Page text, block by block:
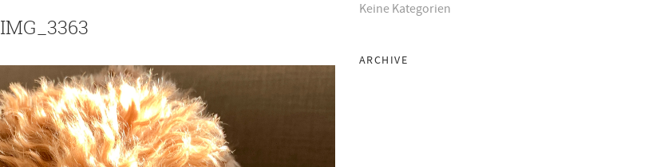
IMG_3363
Keine Kategorien
ARCHIVE